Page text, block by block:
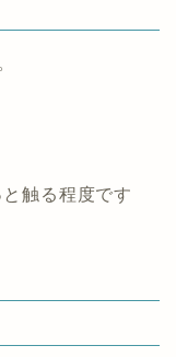
触る程度です